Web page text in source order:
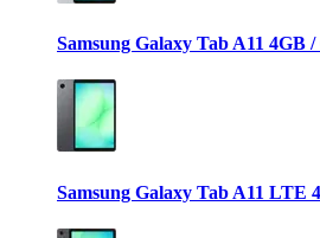
Samsung Galaxy Tab A11 4GB
Samsung Galaxy Tab A11 LTE